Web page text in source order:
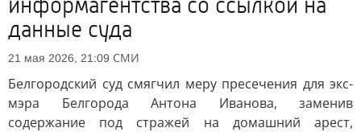
информагентства со ссылкой на
данные суда
21 мая 2026, 21:09 СМИ
Белгородский суд смягчил меру пресечения для экс-
мэра Белгорода Антона Иванова, заменив
содержание под стражей на домашний арест,